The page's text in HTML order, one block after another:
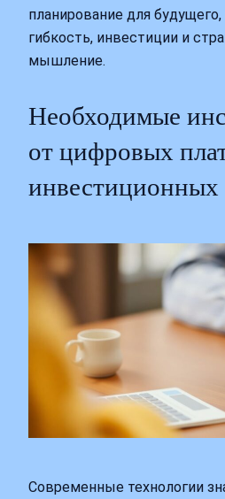
планирование для
гибкость, инвестиции и
мышление.
Необходимые
от цифровых
Современные технологии